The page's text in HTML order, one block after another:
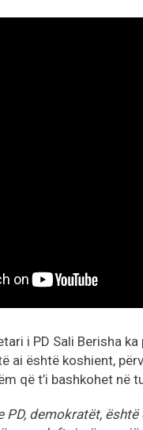
i PD Sali Berisha
ai është koshient,
që t’i bashkohet në
PD, demokratët,